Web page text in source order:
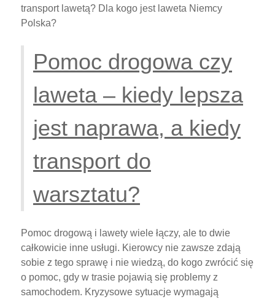
transport lawetą? Dla kogo jest laweta Niemcy
Polska?
Pomoc drogowa czy
laweta – kiedy lepsza
jest naprawa, a kiedy
transport do
warsztatu?
Pomoc drogową i lawety wiele łączy, ale to dwie
całkowicie inne usługi. Kierowcy nie zawsze zdają
sobie z tego sprawę i nie wiedzą, do kogo zwrócić się
o pomoc, gdy w trasie pojawią się problemy z
samochodem. Kryzysowe sytuacje wymagają